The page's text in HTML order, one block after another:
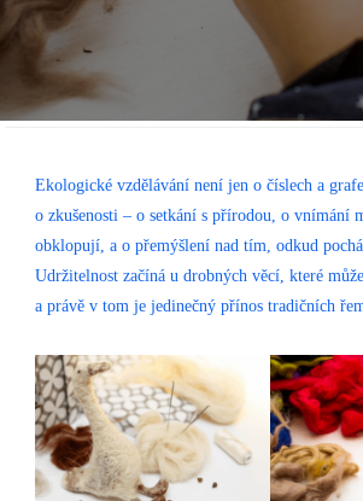
Ekologické vzdělávání není jen o číslech a
o zkušenosti – o setkání s přírodou, o vnímání
obklopují, a o přemýšlení nad tím, odkud
Udržitelnost začíná u drobných věcí, které
a právě v tom je jedinečný přínos tradičních